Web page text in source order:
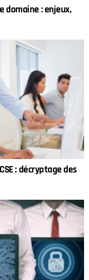
domaine : enjeux,
: décryptage des